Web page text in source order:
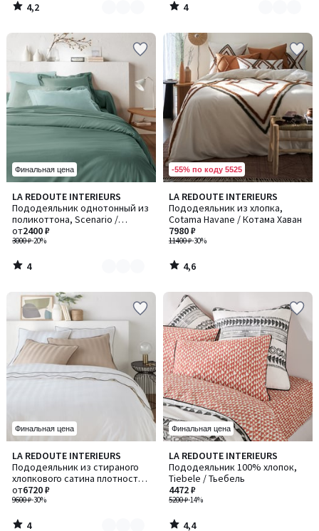
4,2
/
4
/
Финальная цена
LA REDOUTE INTERIEURS
Пододеяльник однотонный из
поликоттона, Scenario /
Сценарио
3000 ₽-20%
от2400 ₽
4
/
5
Количество
цветов:
9
4
/
-55% по коду 5525
LA REDOUTE INTERIEURS
Пододеяльник из хлопка,
Cotama Havane / Котама Хаван
11400 ₽-30%
7980 ₽
4,6
/ 5
4,6
/
Финальная цена
LA REDOUTE INTERIEURS
Пододеяльник из стираного
хлопкового сатина плотностью
118 нитей/см², полоска Victor /
Виктор
9600 ₽-30%
от6720 ₽
4
/
5
Количество
цветов:
3
4
Финальная цена
LA REDOUTE INTERIEURS
Пододеяльник 100% хлопок,
Tiebele / Тьебель
5200 ₽-14%
4472 ₽
4,4
/ 5
4,4